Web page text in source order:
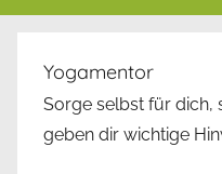
Yogamentor
Sorge selbst für dich,
geben dir wichtige